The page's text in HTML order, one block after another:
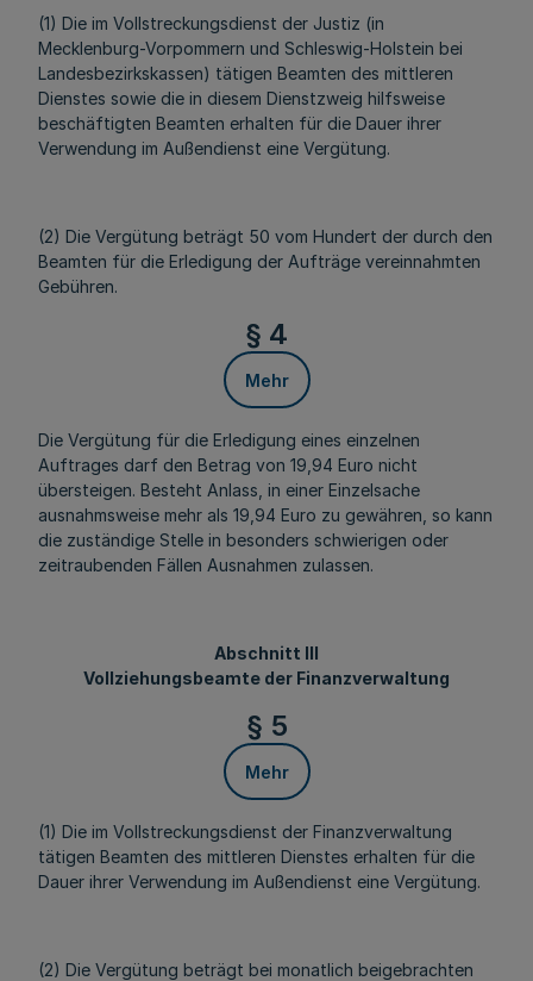
(1) Die im Vollstreckungsdienst der Justiz (in
Mecklenburg-Vorpommern und Schleswig-Holstein bei
Landesbezirkskassen) tätigen Beamten des mittleren
Dienstes sowie die in diesem Dienstzweig hilfsweise
beschäftigten Beamten erhalten für die Dauer ihrer
Verwendung im Außendienst eine Vergütung.
(2) Die Vergütung beträgt 50 vom Hundert der durch den
Beamten für die Erledigung der Aufträge vereinnahmten
Gebühren.
§ 4
Mehr
Die Vergütung für die Erledigung eines einzelnen
Auftrages darf den Betrag von 19,94 Euro nicht
übersteigen. Besteht Anlass, in einer Einzelsache
ausnahmsweise mehr als 19,94 Euro zu gewähren, so kann
die zuständige Stelle in besonders schwierigen oder
zeitraubenden Fällen Ausnahmen zulassen.
Abschnitt III
Vollziehungsbeamte der Finanzverwaltung
§ 5
Mehr
(1) Die im Vollstreckungsdienst der Finanzverwaltung
tätigen Beamten des mittleren Dienstes erhalten für die
Dauer ihrer Verwendung im Außendienst eine Vergütung.
(2) Die Vergütung beträgt bei monatlich beigebrachten